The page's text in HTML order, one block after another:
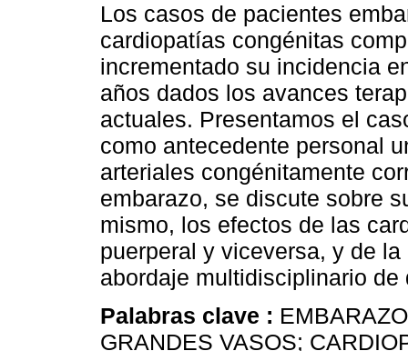
Los casos de pacientes
cardiopatías congénitas
incrementado su incidencia
años dados los avances
actuales. Presentamos el
como antecedente personal
arteriales congénitamente
embarazo, se discute sobre
mismo, los efectos de las
puerperal y viceversa, y de
abordaje multidisciplinario
Palabras clave :
GRANDES VASOS;